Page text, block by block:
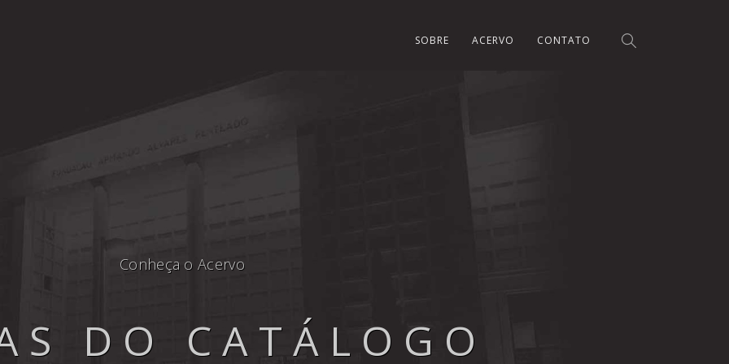
SOBRE ACERVO CONTATO
Conheça o Acervo
DO CATÁLOGO